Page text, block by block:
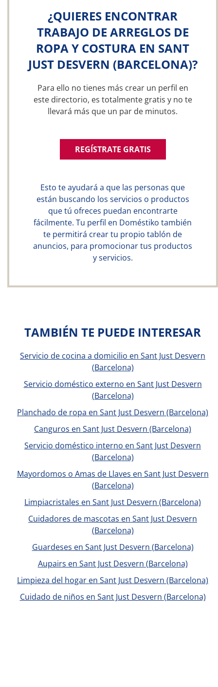
¿QUIERES ENCONTRAR
TRABAJO DE ARREGLOS DE
ROPA Y COSTURA EN SANT
JUST DESVERN (BARCELONA)?
Para ello no tienes más crear un perfil en
este directorio, es totalmente gratis y no te
llevará más que un par de minutos.
REGÍSTRATE GRATIS
Esto te ayudará a que las personas que
están buscando los servicios o productos
que tú ofreces puedan encontrarte
fácilmente. Tu perfil en Doméstiko también
te permitirá crear tu propio tablón de
anuncios, para promocionar tus productos
y servicios.
TAMBIÉN TE PUEDE INTERESAR
Servicio de cocina a domicilio en Sant Just Desvern
(Barcelona)
Servicio doméstico externo en Sant Just Desvern
(Barcelona)
Planchado de ropa en Sant Just Desvern (Barcelona)
Canguros en Sant Just Desvern (Barcelona)
Servicio doméstico interno en Sant Just Desvern
(Barcelona)
Mayordomos o Amas de Llaves en Sant Just Desvern
(Barcelona)
Limpiacristales en Sant Just Desvern (Barcelona)
Cuidadores de mascotas en Sant Just Desvern
(Barcelona)
Guardeses en Sant Just Desvern (Barcelona)
Aupairs en Sant Just Desvern (Barcelona)
Limpieza del hogar en Sant Just Desvern (Barcelona)
Cuidado de niños en Sant Just Desvern (Barcelona)